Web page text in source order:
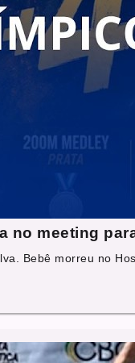
no meeting
Bebê morreu no